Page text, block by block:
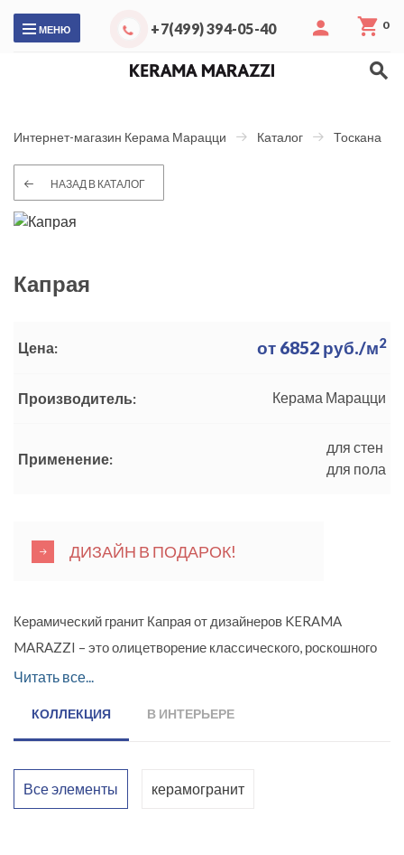
МЕНЮ +7(499) 394-05-40 0
Интернет-магазин Керама Марацци Каталог Тоскана
НАЗАД В КАТАЛОГ
Капрая
Цена: от 6852 руб./м2
Производитель: Керама Марацци
Применение:
для стен
для пола
ДИЗАЙН В ПОДАРОК!
Керамический гранит Капрая от дизайнеров KERAMA
MARAZZI – это олицетворение классического, роскошного
интерьера в современной интерпретации. Гармония
дизайнеров интерьеров и всех, кто хотел сделать свой дом
Читать все...
КОЛЛЕКЦИЯ В ИНТЕРЬЕРЕ
Все элементы керамогранит